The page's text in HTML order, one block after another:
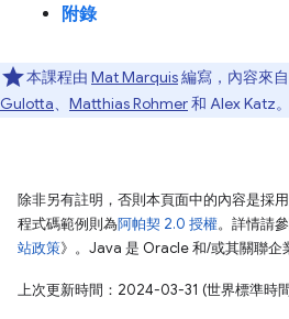
附錄
本課程由 Mat Marquis編寫，內容來自
Gulotta、 Matthias Rohmer和 Alex Katz。
除非另有註明，否則本頁面中的內容是採用
程式碼範例則為阿帕契 2.0 授權。詳情請
站政策》。Java 是 Oracle 和/或其關聯企
上次更新時間：2024-03-31 (世界標準時間